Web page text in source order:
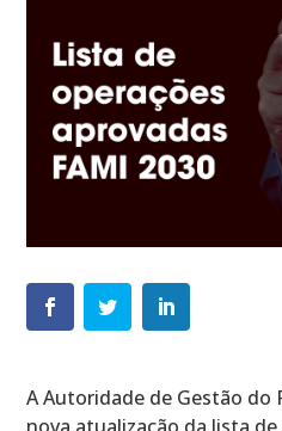
A Autoridade de Gestão do